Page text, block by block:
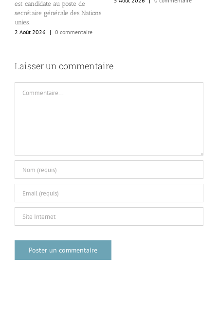
est candidate au poste de
secrétaire générale des Nations
unies.
2 Août 2026
| 0 commentaire
Laisser un commentaire